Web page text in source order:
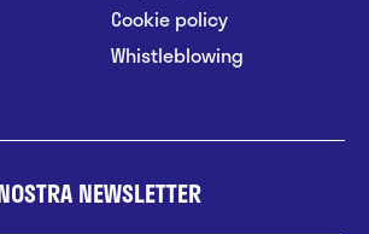
Cookie policy
Whistleblowing
NEWSLETTER